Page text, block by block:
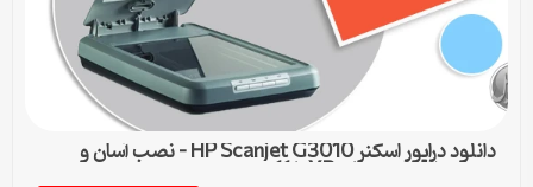
دانلود درایور اسکنر HP Scanjet G3010 – نصب آسان و
سریع برای ویندوزهای XP تا 11